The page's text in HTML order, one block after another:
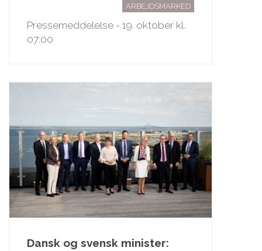
ARBEJDSMARKED
Pressemeddelelse - 19. oktober kl.
07:00
Dansk og svensk minister: